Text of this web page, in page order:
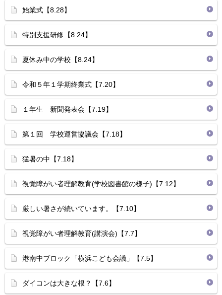
始業式【8.28】
特別支援研修【8.24】
夏休み中の学校【8.24】
令和５年１学期終業式【7.20】
１年生 新聞発表会【7.19】
第１回 学校運営協議会【7.18】
猛暑の中【7.18】
視覚障がい者理解教育(学校図書館の様子)【7.12】
厳しい暑さが続いています。【7.10】
視覚障がい者理解教育(講演会)【7.7】
港南中ブロック「横浜こども会議」【7.5】
ダイコンは大きな根？【7.6】